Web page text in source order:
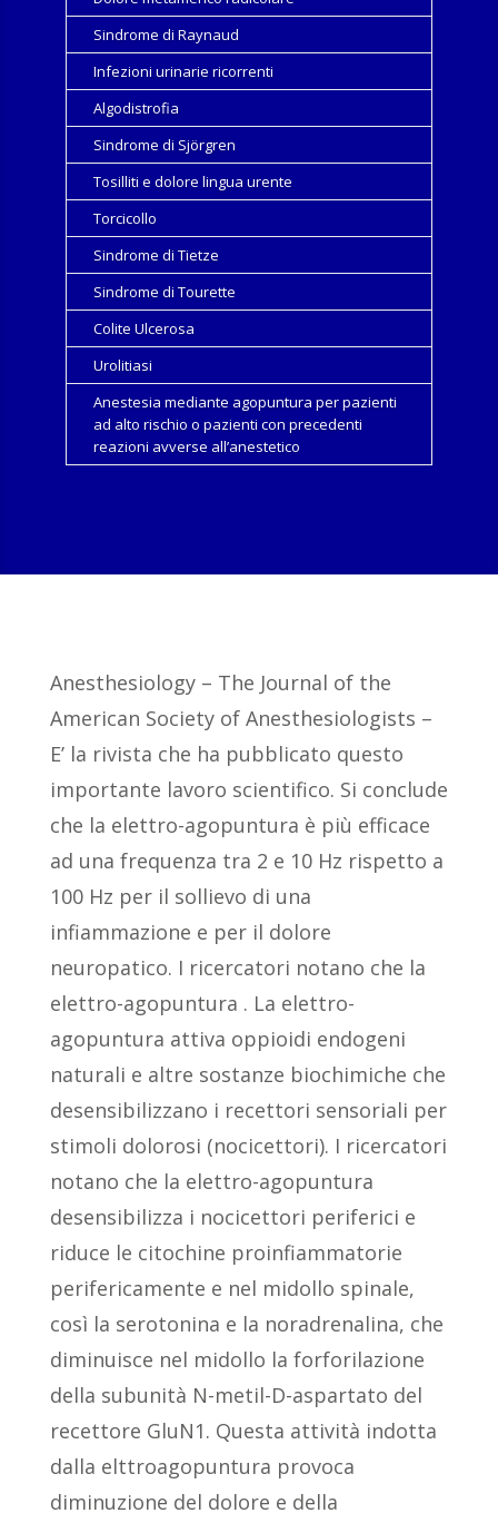
Sindrome di Raynaud
Infezioni urinarie ricorrenti
Algodistrofia
Sindrome di Sjörgren
Tosilliti e dolore lingua urente
Torcicollo
Sindrome di Tietze
Sindrome di Tourette
Colite Ulcerosa
Urolitiasi
Anestesia mediante agopuntura per pazienti
ad alto rischio o pazienti con precedenti
reazioni avverse all’anestetico
Anesthesiology – The Journal of the
American Society of Anesthesiologists –
E’ la rivista che ha pubblicato questo
importante lavoro scientifico. Si conclude
che la elettro-agopuntura è più efficace
ad una frequenza tra 2 e 10 Hz rispetto a
100 Hz per il sollievo di una
infiammazione e per il dolore
neuropatico. I ricercatori notano che la
elettro-agopuntura . La elettro-
agopuntura attiva oppioidi endogeni
naturali e altre sostanze biochimiche che
desensibilizzano i recettori sensoriali per
stimoli dolorosi (nocicettori). I ricercatori
notano che la elettro-agopuntura
desensibilizza i nocicettori periferici e
riduce le citochine proinfiammatorie
perifericamente e nel midollo spinale,
così la serotonina e la noradrenalina, che
diminuisce nel midollo la forforilazione
della subunità N-metil-D-aspartato del
recettore GluN1. Questa attività indotta
dalla elttroagopuntura provoca
diminuzione del dolore e della